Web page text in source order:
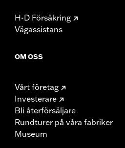
H-D Försäkring
Vägassistans
OM OSS
Vårt företag
Investerare
Bli återförsäljare
Rundturer på våra fabriker
Museum